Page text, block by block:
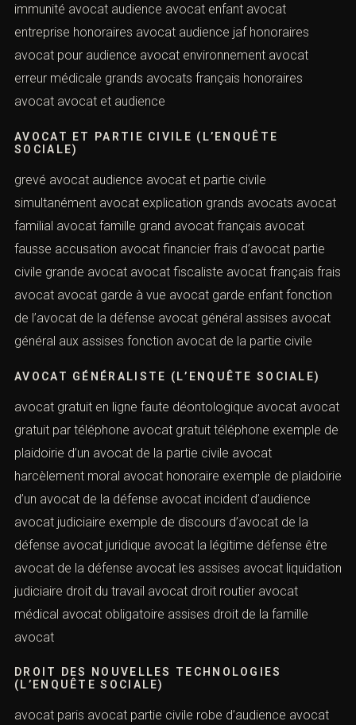
immunité avocat audience avocat enfant avocat
entreprise honoraires avocat audience jaf honoraires
avocat pour audience avocat environnement avocat
erreur médicale grands avocats français honoraires
avocat avocat et audience
AVOCAT ET PARTIE CIVILE (L’ENQUÊTE
SOCIALE)
grevé avocat audience avocat et partie civile
simultanément avocat explication grands avocats avocat
familial avocat famille grand avocat français avocat
fausse accusation avocat financier frais d’avocat partie
civile grande avocat avocat fiscaliste avocat français frais
avocat avocat garde à vue avocat garde enfant fonction
de l’avocat de la défense avocat général assises avocat
général aux assises fonction avocat de la partie civile
AVOCAT GÉNÉRALISTE (L’ENQUÊTE SOCIALE)
avocat gratuit en ligne faute déontologique avocat avocat
gratuit par téléphone avocat gratuit téléphone exemple de
plaidoirie d’un avocat de la partie civile avocat
harcèlement moral avocat honoraire exemple de plaidoirie
d’un avocat de la défense avocat incident d’audience
avocat judiciaire exemple de discours d’avocat de la
défense avocat juridique avocat la légitime défense être
avocat de la défense avocat les assises avocat liquidation
judiciaire droit du travail avocat droit routier avocat
médical avocat obligatoire assises droit de la famille
avocat
DROIT DES NOUVELLES TECHNOLOGIES
(L’ENQUÊTE SOCIALE)
avocat paris avocat partie civile robe d’audience avocat